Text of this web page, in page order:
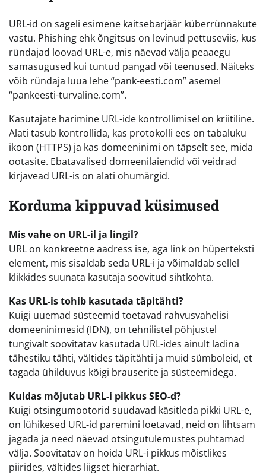
URL-id on sageli esimene kaitsebarjäär küberrünnakute
vastu. Phishing ehk õngitsus on levinud pettuseviis, kus
ründajad loovad URL-e, mis näevad välja peaaegu
samasugused kui tuntud pangad või teenused. Näiteks
võib ründaja luua lehe “pank-eesti.com” asemel
“pankeesti-turvaline.com”.
Kasutajate harimine URL-ide kontrollimisel on kriitiline.
Alati tasub kontrollida, kas protokolli ees on tabaluku
ikoon (HTTPS) ja kas domeeninimi on täpselt see, mida
ootasite. Ebatavalised domeenilaiendid või veidrad
kirjavead URL-is on alati ohumärgid.
Korduma kippuvad küsimused
Mis vahe on URL-il ja lingil?
URL on konkreetne aadress ise, aga link on hüperteksti
element, mis sisaldab seda URL-i ja võimaldab sellel
klikkides suunata kasutaja soovitud sihtkohta.
Kas URL-is tohib kasutada täpitähti?
Kuigi uuemad süsteemid toetavad rahvusvahelisi
domeeninimesid (IDN), on tehnilistel põhjustel
tungivalt soovitatav kasutada URL-ides ainult ladina
tähestiku tähti, vältides täpitähti ja muid sümboleid, et
tagada ühilduvus kõigi brauserite ja süsteemidega.
Kuidas mõjutab URL-i pikkus SEO-d?
Kuigi otsingumootorid suudavad käsitleda pikki URL-e,
on lühikesed URL-id paremini loetavad, neid on lihtsam
jagada ja need näevad otsingutulemustes puhtamad
välja. Soovitatav on hoida URL-i pikkus mõistlikes
piirides, vältides liigset hierarhiat.